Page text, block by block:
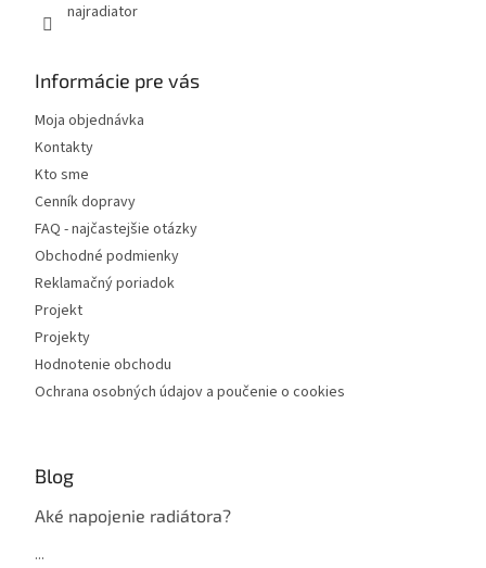
najradiator
Informácie pre vás
Moja objednávka
Kontakty
Kto sme
Cenník dopravy
FAQ - najčastejšie otázky
Obchodné podmienky
Reklamačný poriadok
Projekt
Projekty
Hodnotenie obchodu
Ochrana osobných údajov a poučenie o cookies
Blog
Aké napojenie radiátora?
...